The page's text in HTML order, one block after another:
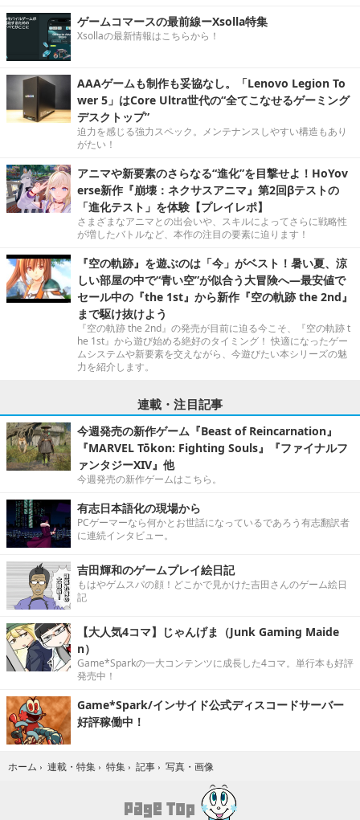
ゲームコマースの最前線ーXsolla特集
Xsollaの最新情報はこちらから！
AAAゲームも制作も妥協なし。「Lenovo Legion To
wer 5」はCore Ultra世代の“全てこなせるゲーミング
デスクトップ”
迫力を感じる強力スペック。メンテナンスしやすい構造もあり
がたい！
アニマや新要素のさらなる“進化”を目撃せよ！HoYov
erse新作『崩壊：ネクサスアニマ』第2回βテストの
「進化テスト」を体験【プレイレポ】
さまざまなアニマとの出会いや、スキルによってさらに戦略性
が増したバトルなど、本作の注目の要素に迫ります！
『空の軌跡』を遊ぶのは「今」がベスト！暑い夏、涼
しい部屋の中で“青い空”が似合う大冒険へ―最安値で
セール中の『the 1st』から新作『空の軌跡 the 2nd』
まで駆け抜けよう
『空の軌跡 the 2nd』の発売が目前に迫る今こそ、『空の軌跡 t
he 1st』から遊び始める絶好のタイミング！ 快適になったゲー
ムシステムや新要素を交えながら、今遊びたい本シリーズの魅
力を紹介します。
連載・注目記事
今週発売の新作ゲーム『Beast of Reincarnation』
『MARVEL Tōkon: Fighting Souls』『ファイナルフ
ァンタジーXIV』他
今週発売の新作ゲームはこちら。
有志日本語化の現場から
PCゲーマーなら何かとお世話になっているであろう有志翻訳者
に連続インタビュー。
吉田輝和のゲームプレイ絵日記
もはやゲムスパの顔！どこかで見かけた吉田さんのゲーム絵日
記
【大人気4コマ】じゃんげま（Junk Gaming Maide
n）
Game*Sparkの一大コンテンツに成長した4コマ。単行本も好評
発売中！
Game*Spark/インサイド公式ディスコードサーバー
好評稼働中！
ホーム › 連載・特集 › 特集 › 記事 › 写真・画像